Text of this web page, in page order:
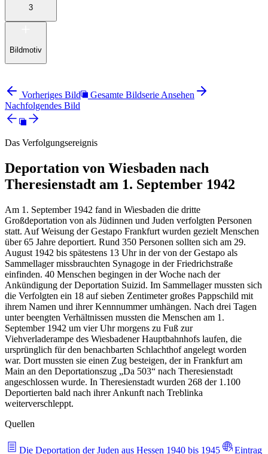
3
Bildmotiv
Vorheriges Bild
Gesamte Bildserie Ansehen
Nachfolgendes Bild
Das Verfolgungsereignis
Deportation von Wiesbaden nach
Theresienstadt am 1. September 1942
Am 1. September 1942 fand in Wiesbaden die dritte
Großdeportation von als Jüdinnen und Juden verfolgten Personen
statt. Auf Weisung der Gestapo Frankfurt wurden gezielt Menschen
über 65 Jahre deportiert. Rund 350 Personen sollten sich am 29.
August 1942 bis spätestens 13 Uhr in der von der Gestapo als
Sammellager missbrauchten Synagoge in der Friedrichstraße
einfinden. 40 Menschen begingen in der Woche nach der
Ankündigung der Deportation Suizid. Im Sammellager mussten sich
die Verfolgten ein 18 auf sieben Zentimeter großes Pappschild mit
ihrem Namen und ihrer Kennnummer umhängen. Nach drei Tagen
unter beengten Verhältnissen mussten die Menschen am 1.
September 1942 um vier Uhr morgens zu Fuß zur
Viehverladerampe des Wiesbadener Hauptbahnhofs laufen, die
ursprünglich für den benachbarten Schlachthof angelegt worden
war. Dort mussten sie einen Zug besteigen, der in Frankfurt am
Main an den Deportationszug „Da 503“ nach Theresienstadt
angeschlossen wurde. In Theresienstadt wurden 268 der 1.100
Deportierten bald nach ihrer Ankunft nach Treblinka
weiterverschleppt.
Quellen
Die Deportation der Juden aus Hessen 1940 bis 1945 Eintrag